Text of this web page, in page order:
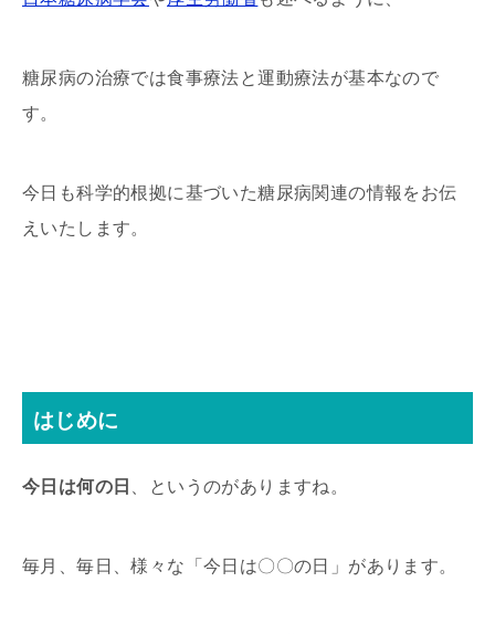
糖尿病の治療では食事療法と運動療法が基本なので
す。
今日も科学的根拠に基づいた糖尿病関連の情報をお伝
えいたします。
はじめに
今日は何の日 、というのがありますね。
毎月、毎日、様々な「今日は〇〇の日」があります。